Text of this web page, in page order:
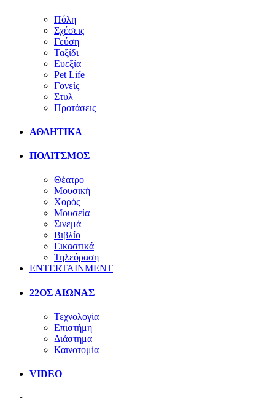
Πόλη
Σχέσεις
Γεύση
Ταξίδι
Ευεξία
Pet Life
Γονείς
Στυλ
Προτάσεις
ΑΘΛΗΤΙΚΑ
ΠΟΛΙΤΣΜΟΣ
Θέατρο
Μουσική
Χορός
Μουσεία
Σινεμά
Βιβλίο
Εικαστικά
Τηλεόραση
ENTERTAINMENT
22ΟΣ ΑΙΩΝΑΣ
Τεχνολογία
Επιστήμη
Διάστημα
Καινοτομία
VIDEO